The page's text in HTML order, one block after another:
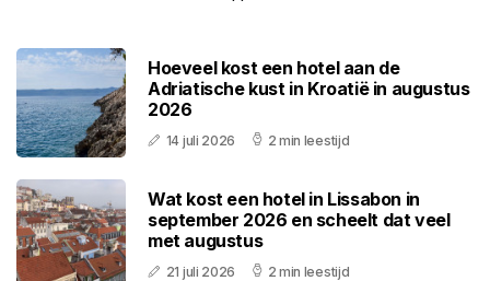
Hoeveel kost een hotel aan de
Adriatische kust in Kroatië in augustus
2026
14 juli 2026 2 min leestijd
Wat kost een hotel in Lissabon in
september 2026 en scheelt dat veel
met augustus
21 juli 2026 2 min leestijd